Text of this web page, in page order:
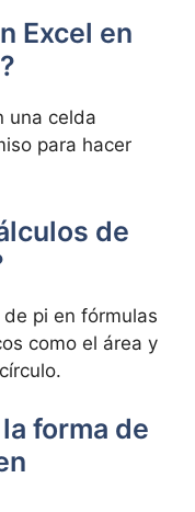
Excel en
una celda
para hacer
de
pi en fórmulas
como el área y
forma de